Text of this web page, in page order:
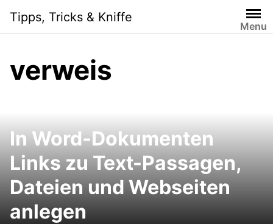
content
Tipps, Tricks & Kniffe
Menu
verweis
In Word-Dokumenten
Links zu Text-Passagen,
Dateien und Webseiten
anlegen